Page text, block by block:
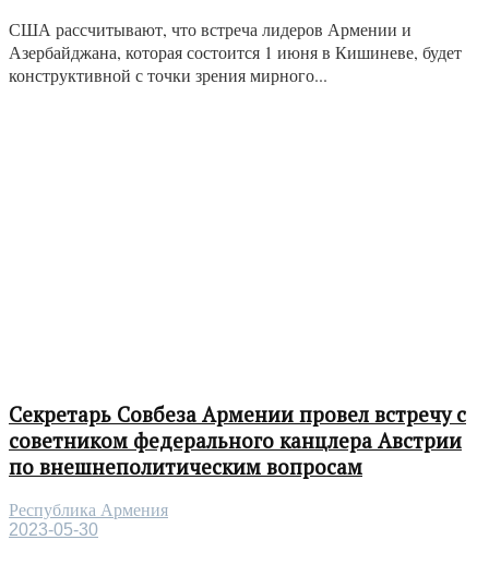
США рассчитывают, что встреча лидеров Армении и
Азербайджана, которая состоится 1 июня в Кишиневе, будет
конструктивной с точки зрения мирного...
Секретарь Совбеза Армении провел встречу с
советником федерального канцлера Австрии
по внешнеполитическим вопросам
Республика Армения
2023-05-30